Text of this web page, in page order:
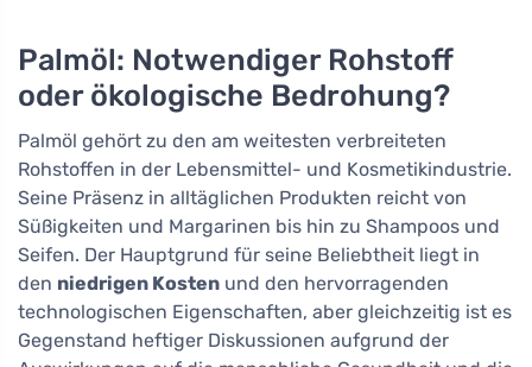
Palmöl: Notwendiger Rohstoff
oder ökologische Bedrohung?
Palmöl gehört zu den am weitesten verbreiteten
Rohstoffen in der Lebensmittel- und Kosmetikindustrie.
Seine Präsenz in alltäglichen Produkten reicht von
Süßigkeiten und Margarinen bis hin zu Shampoos und
Seifen. Der Hauptgrund für seine Beliebtheit liegt in
den niedrigen Kosten und den hervorragenden
technologischen Eigenschaften, aber gleichzeitig ist es
Gegenstand heftiger Diskussionen aufgrund der